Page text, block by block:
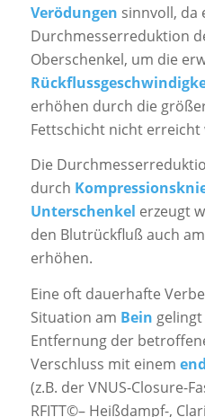
Verödungen sinnvoll, da
Durchmesserreduktion
Oberschenkel, um die
erhöhen durch die
Fettschicht nicht erreicht
Die
durch
Unterschenkel erzeugt
den Blutrückfluß auch am
erhöhen.
Eine oft dauerhafte
Situation am Bein
Entfernung der
Verschluss mit einem
(z.B. der VNUS-Closure-
RFITT©– Heißdampf-,